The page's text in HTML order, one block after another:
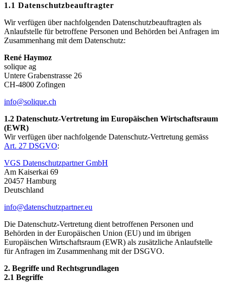
1.1 Datenschutzbeauftragter
Wir verfügen über nachfolgenden Datenschutzbeauftragten als
Anlaufstelle für betroffene Personen und Behörden bei Anfragen im
Zusammenhang mit dem Datenschutz:
René Haymoz
solique ag
Untere Grabenstrasse 26
CH-4800 Zofingen
info@solique.ch
1.2 Datenschutz-Vertretung im Europäischen Wirtschaftsraum
(EWR)
Wir verfügen über nachfolgende Datenschutz-Vertretung gemäss
Art. 27 DSGVO:
VGS Datenschutzpartner GmbH
Am Kaiserkai 69
20457 Hamburg
Deutschland
info@datenschutzpartner.eu
Die Datenschutz-Vertretung dient betroffenen Personen und
Behörden in der Europäischen Union (EU) und im übrigen
Europäischen Wirtschaftsraum (EWR) als zusätzliche Anlaufstelle
für Anfragen im Zusammenhang mit der DSGVO.
2. Begriffe und Rechtsgrundlagen
2.1 Begriffe